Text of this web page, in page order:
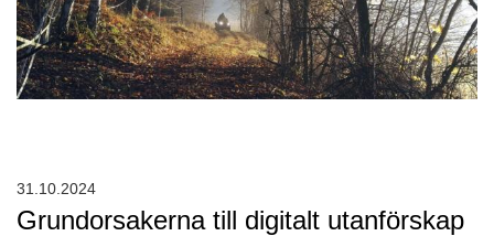
Grundorsakerna till digitalt utanförskap
31.10.2024